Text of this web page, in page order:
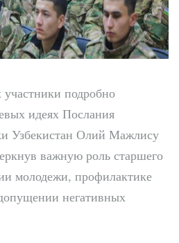
подробно
идеях Послания
Узбекистан Олий Мажлису
важную роль старшего
молодежи, профилактике
негативных